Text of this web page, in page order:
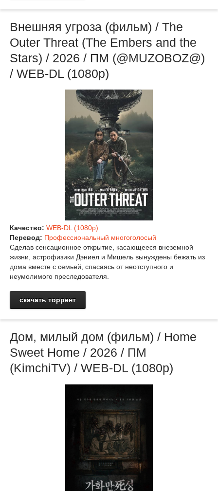
Внешняя угроза (фильм) / The
Outer Threat (The Embers and the
Stars) / 2026 / ПМ (@MUZOBOZ@)
/ WEB-DL (1080p)
Качество: WEB-DL (1080p)
Перевод: Профессиональный многоголосый
Сделав сенсационное открытие, касающееся внеземной
жизни, астрофизики Дэниел и Мишель вынуждены бежать из
дома вместе с семьей, спасаясь от неотступного и
неумолимого преследователя.
скачать торрент
Дом, милый дом (фильм) / Home
Sweet Home / 2026 / ПМ
(KimchiTV) / WEB-DL (1080р)